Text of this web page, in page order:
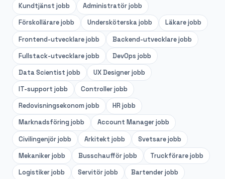
Kundtjänst jobb Administratörjobb
Förskollärarejobb Undersköterskajobb Läkarejobb
Frontend-utvecklarejobb Backend-utvecklarejobb
Fullstack-utvecklarejobb DevOps jobb
Data Scientist jobb UX Designerjobb
IT-support jobb Controllerjobb
Redovisningsekonom jobb HR jobb
Marknadsföring jobb Account Managerjobb
Civilingenjörjobb Arkitekt jobb Svetsarejobb
Mekanikerjobb Busschaufförjobb Truckförarejobb
Logistikerjobb Servitörjobb Bartenderjobb